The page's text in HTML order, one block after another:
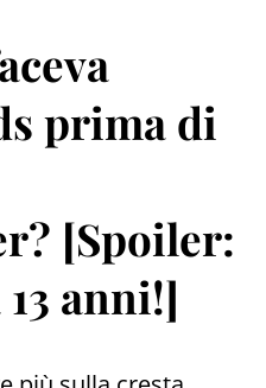
prima di
[Spoiler:
anni!]